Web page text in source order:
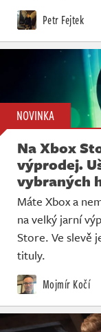
Petr Fejtek
NOVINKA
Na Xbox
výprodej.
vybraných
Máte Xbox a
na velký jarní
Store. Ve slevě
tituly.
Mojmír Kočí